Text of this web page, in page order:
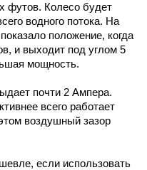
футов. Колесо будет
водного потока. На
положение, когда
и выходит под углом 5
мощность.
почти 2 Ампера.
всего работает
воздушный зазор
если использовать